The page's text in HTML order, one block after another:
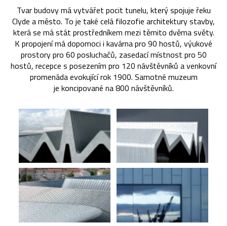
Tvar budovy má vytvářet pocit tunelu, který spojuje řeku
Clyde a město. To je také celá filozofie architektury stavby,
která se má stát prostředníkem mezi těmito dvěma světy.
K propojení má dopomoci i kavárna pro 90 hostů, výukové
prostory pro 60 posluchačů, zasedací místnost pro 50
hostů, recepce s posezením pro 120 návštěvníků a venkovní
promenáda evokující rok 1900. Samotné muzeum
je koncipované na 800 návštěvníků.